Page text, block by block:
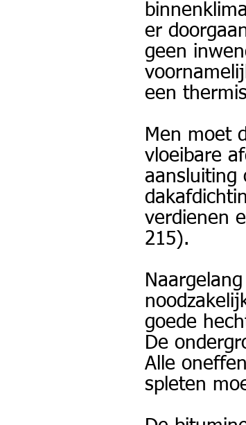
er
geen
een
Men moet
vloeibare
aansluiting
verdienen
215).
goede
De
Alle
spleten